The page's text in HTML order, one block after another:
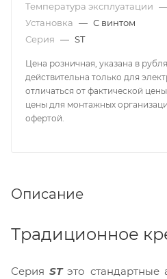
Температура эксплуатации —
Установка — С винтом
Серия — ST
Цена розничная, указана в
действительна только для
отличаться от фактической
цены для монтажных
офертой.
Описание
Традиционное
Серия ST это стандартные